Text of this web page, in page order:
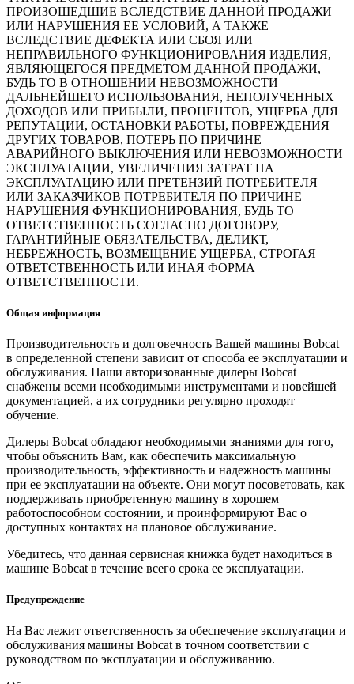
ПРОИЗОШЕДШИЕ ВСЛЕДСТВИЕ ДАННОЙ ПРОДАЖИ
ИЛИ НАРУШЕНИЯ ЕЕ УСЛОВИЙ, А ТАКЖЕ
ВСЛЕДСТВИЕ ДЕФЕКТА ИЛИ СБОЯ ИЛИ
НЕПРАВИЛЬНОГО ФУНКЦИОНИРОВАНИЯ ИЗДЕЛИЯ,
ЯВЛЯЮЩЕГОСЯ ПРЕДМЕТОМ ДАННОЙ ПРОДАЖИ,
БУДЬ ТО В ОТНОШЕНИИ НЕВОЗМОЖНОСТИ
ДАЛЬНЕЙШЕГО ИСПОЛЬЗОВАНИЯ, НЕПОЛУЧЕННЫХ
ДОХОДОВ ИЛИ ПРИБЫЛИ, ПРОЦЕНТОВ, УЩЕРБА ДЛЯ
РЕПУТАЦИИ, ОСТАНОВКИ РАБОТЫ, ПОВРЕЖДЕНИЯ
ДРУГИХ ТОВАРОВ, ПОТЕРЬ ПО ПРИЧИНЕ
АВАРИЙНОГО ВЫКЛЮЧЕНИЯ ИЛИ НЕВОЗМОЖНОСТИ
ЭКСПЛУАТАЦИИ, УВЕЛИЧЕНИЯ ЗАТРАТ НА
ЭКСПЛУАТАЦИЮ ИЛИ ПРЕТЕНЗИЙ ПОТРЕБИТЕЛЯ
ИЛИ ЗАКАЗЧИКОВ ПОТРЕБИТЕЛЯ ПО ПРИЧИНЕ
НАРУШЕНИЯ ФУНКЦИОНИРОВАНИЯ, БУДЬ ТО
ОТВЕТСТВЕННОСТЬ СОГЛАСНО ДОГОВОРУ,
ГАРАНТИЙНЫЕ ОБЯЗАТЕЛЬСТВА, ДЕЛИКТ,
НЕБРЕЖНОСТЬ, ВОЗМЕЩЕНИЕ УЩЕРБА, СТРОГАЯ
ОТВЕТСТВЕННОСТЬ ИЛИ ИНАЯ ФОРМА
ОТВЕТСТВЕННОСТИ.
Общая информация
Производительность и долговечность Вашей машины Bobcat
в определенной степени зависит от способа ее эксплуатации и
обслуживания. Наши авторизованные дилеры Bobcat
снабжены всеми необходимыми инструментами и новейшей
документацией, а их сотрудники регулярно проходят
обучение.
Дилеры Bobcat обладают необходимыми знаниями для того,
чтобы объяснить Вам, как обеспечить максимальную
производительность, эффективность и надежность машины
при ее эксплуатации на объекте. Они могут посоветовать, как
поддерживать приобретенную машину в хорошем
работоспособном состоянии, и проинформируют Вас о
доступных контактах на плановое обслуживание.
Убедитесь, что данная сервисная книжка будет находиться в
машине Bobcat в течение всего срока ее эксплуатации.
Предупреждение
На Вас лежит ответственность за обеспечение эксплуатации и
обслуживания машины Bobcat в точном соответствии с
руководством по эксплуатации и обслуживанию.